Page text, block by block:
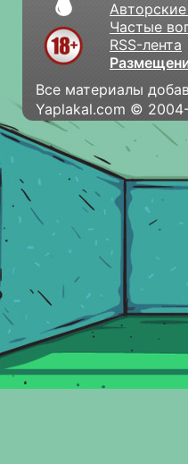
Частые
RSS-лента
Все материалы
Yaplakal.com ©